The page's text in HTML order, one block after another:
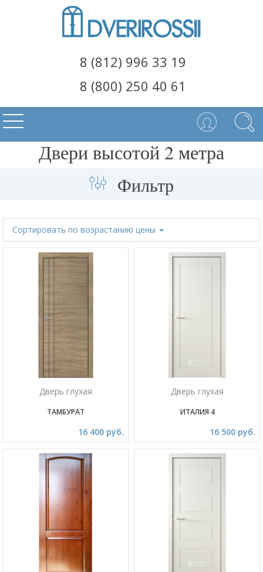
8 (812) 996 33 19
8 (800) 250 40 61
Двери высотой 2 метра
Фильтр
Сортировать по возрастанию цены
Дверь глухая
ТАМБУРАТ
16 400 руб.
Дверь глухая
ИТАЛИЯ 4
16 500 руб.